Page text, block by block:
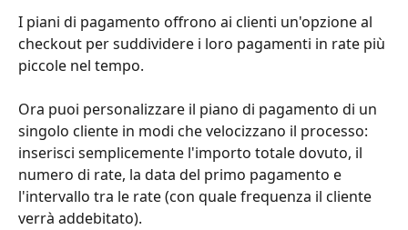
I piani di pagamento offrono ai clienti un'opzione al
checkout per suddividere i loro pagamenti in rate più
piccole nel tempo.
Ora puoi personalizzare il piano di pagamento di un
singolo cliente in modi che velocizzano il processo:
inserisci semplicemente l'importo totale dovuto, il
numero di rate, la data del primo pagamento e
l'intervallo tra le rate (con quale frequenza il cliente
verrà addebitato).